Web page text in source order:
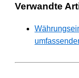
Verwandte